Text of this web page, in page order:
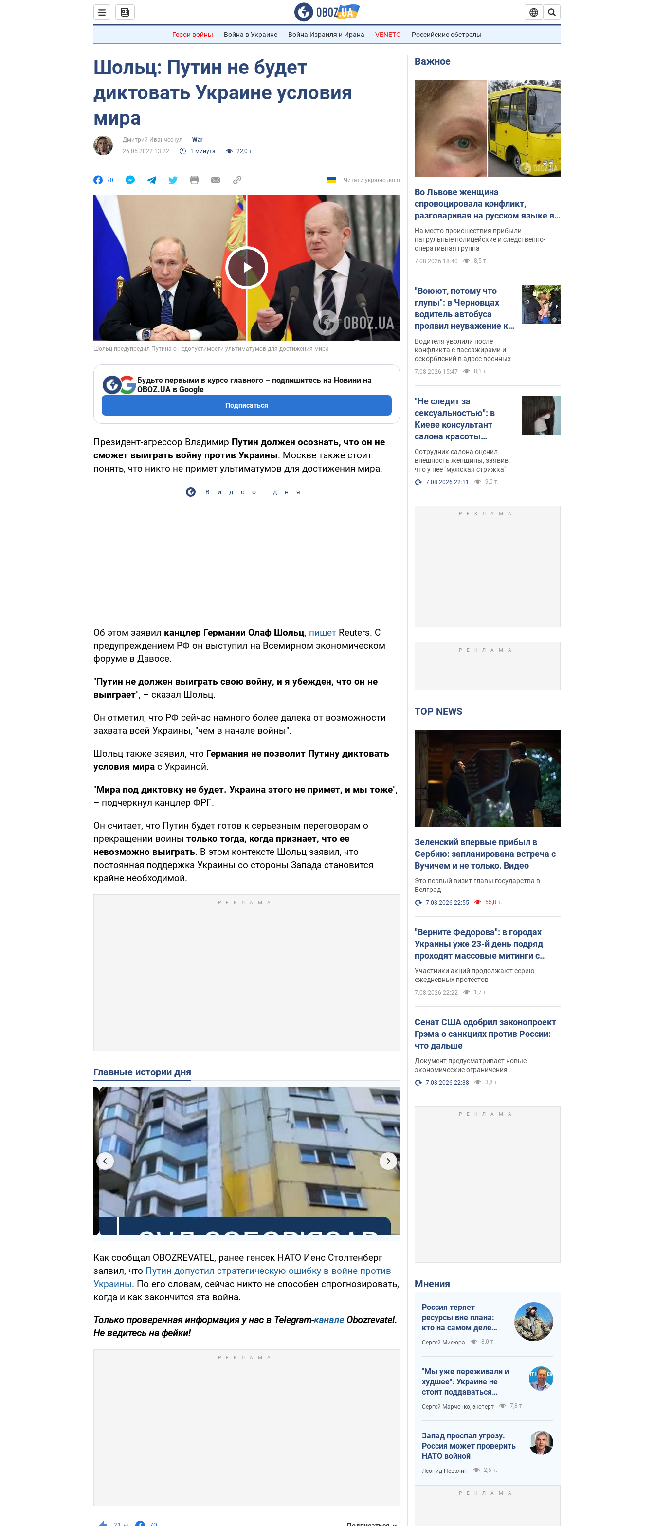
Герои войны Война в Украине Война Израиля и Ирана VENETO Российские обстрелы
Шольц: Путин не будет
диктовать Украине условия
мира
Дмитрий Иванческул
War
26.05.2022 13:22
1 минута 22,0 т.
70 Читати українською
Play Video
Будьте первыми в курсе главного – подпишитесь на Новини на
OBOZ.UA в Google
Подписаться
Президент-агрессор Владимир Путин должен осознать, что он не
сможет выиграть войну против Украины. Москве также стоит
понять, что никто не примет ультиматумов для достижения мира.
Видео дня
Об этом заявил канцлер Германии Олаф Шольц, пишет Reuters. С
предупреждением РФ он выступил на Всемирном экономическом
форуме в Давосе.
"Путин не должен выиграть свою войну, и я убежден, что он не
выиграет", – сказал Шольц.
Он отметил, что РФ сейчас намного более далека от возможности
захвата всей Украины, "чем в начале войны".
Шольц также заявил, что Германия не позволит Путину диктовать
условия мира с Украиной.
"Мира под диктовку не будет. Украина этого не примет, и мы тоже",
– подчеркнул канцлер ФРГ.
Он считает, что Путин будет готов к серьезным переговорам о
прекращении войны только тогда, когда признает, что ее
невозможно выиграть. В этом контексте Шольц заявил, что
постоянная поддержка Украины со стороны Запада становится
крайне необходимой.
Главные истории дня
Как сообщал OBOZREVATEL, ранее генсек НАТО Йенс Столтенберг
заявил, что Путин допустил стратегическую ошибку в войне против
Украины. По его словам, сейчас никто не способен спрогнозировать,
когда и как закончится эта война.
Только проверенная информация у нас в Telegram-канале Obozrevatel.
Не ведитесь на фейки!
Важное
Во Львове женщина
спровоцировала конфликт,
разговаривая на русском языке в
маршрутке: полиция составила
административный протокол.
Видео
На место происшествия прибыли
патрульные полицейские и следственно-
оперативная группа
7.08.2026 18:40 8,5 т.
"Воюют, потому что
глупы": в Черновцах
водитель автобуса
проявил неуважение к
украинским военным и
поплатился за это.
Видео
Водителя уволили после
конфликта с пассажирами и
оскорблений в адрес военных
7.08.2026 15:47 8,1 т.
"Не следит за
сексуальностью": в
Киеве консультант
салона красоты
оскорбил женщину
после химиотерапии,
разгорелся скандал.
Фото
Сотрудник салона оценил
внешность женщины, заявив,
что у нее "мужская стрижка"
7.08.2026 22:11 9,0 т.
TOP NEWS
Зеленский впервые прибыл в
Сербию: запланирована встреча с
Вучичем и не только. Видео
Это первый визит главы государства в
Белград
7.08.2026 22:55 55,8 т.
"Верните Федорова": в городах
Украины уже 23-й день подряд
проходят массовые митинги с
плакатами. Фото и видео
Участники акций продолжают серию
ежедневных протестов
7.08.2026 22:22 1,7 т.
Сенат США одобрил законопроект
Грэма о санкциях против России:
что дальше
Документ предусматривает новые
экономические ограничения
7.08.2026 22:38 3,8 т.
Мнения
Россия теряет
ресурсы вне плана:
кто на самом деле
диктует темп войны
Сергей Мисюра 8,0 т.
"Мы уже переживали и
худшее": Украине не
стоит поддаваться
отчаянию из-за
ракетного террора
Сергей Марченко, эксперт 7,8 т.
Запад проспал угрозу:
Россия может проверить
НАТО войной
Леонид Невзлин 2,5 т.